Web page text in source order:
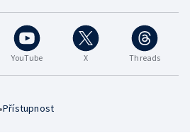
YouTube X Threads
Přístupnost